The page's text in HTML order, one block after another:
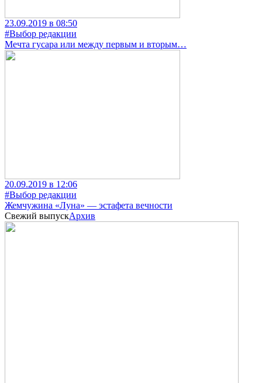
23.09.2019 в 08:50
#Выбор редакции
Мечта гусара или между первым и вторым…
20.09.2019 в 12:06
#Выбор редакции
Жемчужина «Луна» — эстафета вечности
Свежий выпускАрхив